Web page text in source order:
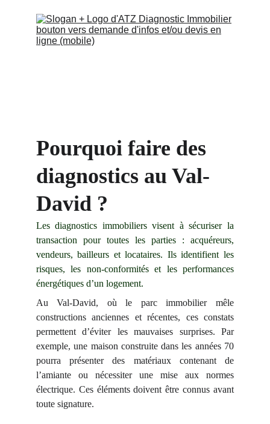
Pourquoi faire des
diagnostics au Val-
David ?
Les diagnostics immobiliers visent à sécuriser la
transaction pour toutes les parties : acquéreurs,
vendeurs, bailleurs et locataires. Ils identifient les
risques, les non-conformités et les performances
énergétiques d’un logement.
Au Val-David, où le parc immobilier mêle
constructions anciennes et récentes, ces constats
permettent d’éviter les mauvaises surprises. Par
exemple, une maison construite dans les années 70
pourra présenter des matériaux contenant de
l’amiante ou nécessiter une mise aux normes
électrique. Ces éléments doivent être connus avant
toute signature.